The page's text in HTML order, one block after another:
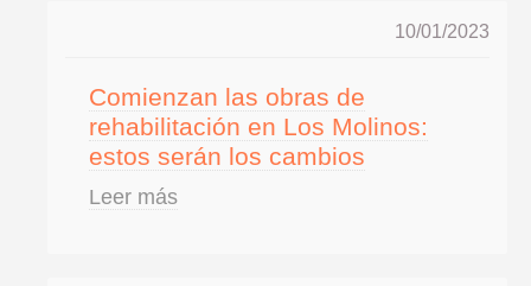
10/01/2023
Comienzan las obras de
rehabilitación en Los Molinos:
estos serán los cambios
Leer más